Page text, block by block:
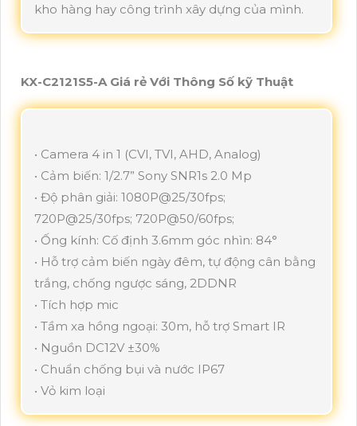
kho hàng hay công trình xây dựng của mình.
KX-C2121S5-A Giá rẻ Với Thông Số kỹ Thuật
• Camera 4 in 1 (CVI, TVI, AHD, Analog)
• Cảm biến: 1/2.7” Sony SNR1s 2.0 Mp
• Độ phân giải: 1080P@25/30fps;
720P@25/30fps; 720P@50/60fps;
• Ống kính: Cố định 3.6mm góc nhìn: 84°
• Hỗ trợ cảm biến ngày đêm, tự động cân bằng
trắng, chống ngược sáng, 2DDNR
• Tích hợp mic
• Tầm xa hồng ngoại: 30m, hỗ trợ Smart IR
• Nguồn DC12V ±30%
• Chuẩn chống bụi và nước IP67
• Vỏ kim loại